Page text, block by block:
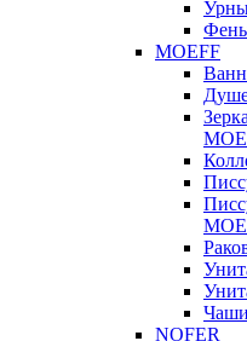
MOEFF
NOFER